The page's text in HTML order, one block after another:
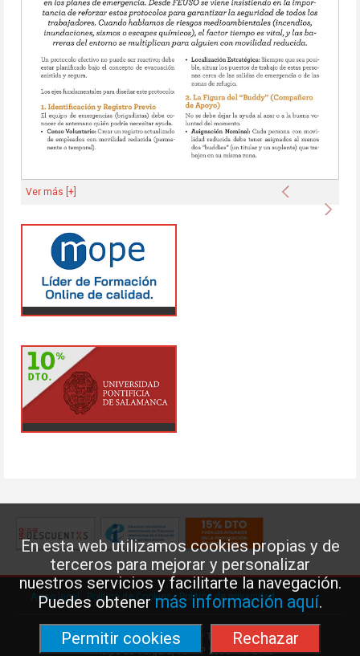
En esta web utilizamos cookies propias y de
terceros para mejorar y personalizar
nuestros servicios y facilitarte la navegación.
Puedes obtenermás información aquí.
Permitir cookies
Rechazar
Anterior
Ver más [+]
Aviso legal·Política de Cookies·Política de privacidad
Federación de Enseñanza de USO · Teléfono: 91 577 41 13 ·
Príncipe de Vergara, 13 · 7º 28001 MADRID